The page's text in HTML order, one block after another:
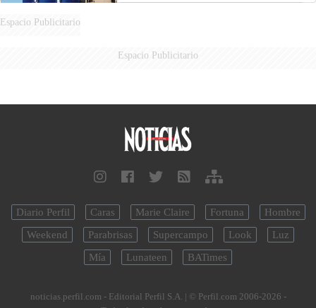
Espacio Publicitario
Espacio Publicitario
Diario Perfil Caras Marie Claire Fortuna
Hombre
Weekend
Parabrisas Supercampo Look
Luz
Mía
Lunateen BATimes
noticias.perfil.com - Editorial Perfil S.A. | © Perfil.com 2006-2026 -